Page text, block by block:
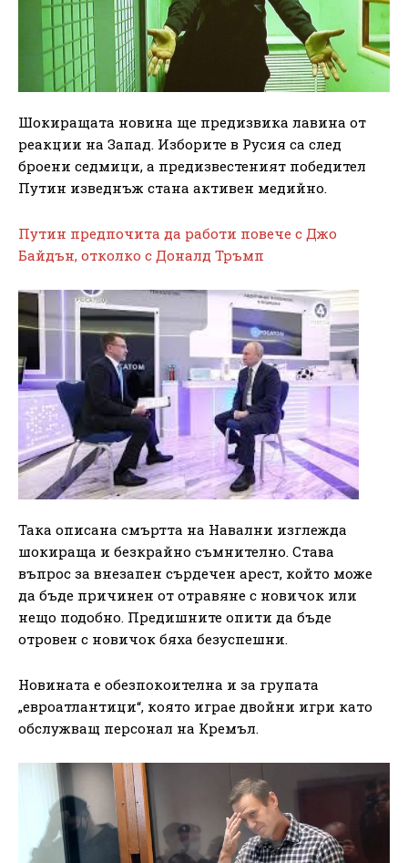
Шокиращата новина ще предизвика лавина от
реакции на Запад. Изборите в Русия са след
броени седмици, а предизвестеният победител
Путин изведнъж стана активен медийно.
Путин предпочита да работи повече с Джо
Байдън, отколко с Доналд Тръмп
Така описана смъртта на Навални изглежда
шокираща и безкрайно съмнително. Става
въпрос за внезапен сърдечен арест, който може
да бъде причинен от отравяне с новичок или
нещо подобно. Предишните опити да бъде
отровен с новичок бяха безуспешни.
Новината е обезпокоителна и за групата
„евроатлантици“, която играе двойни игри като
обслужващ персонал на Кремъл.